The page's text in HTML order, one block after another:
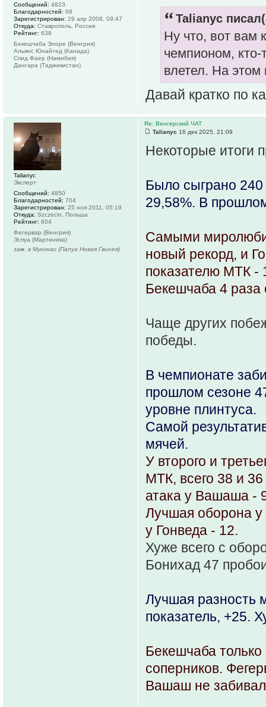
Talianyc
Ну что, вот вам
чемпионом, кто-
влетел. На этом
Давай кратко по
Сообщений: 4823
Благодарностей: 68
Зарегистрирован: 29 апр 2008, 09:47
Откуда: Ставрополь, Россия
Рейтинг: 638
Бекешчаба Элоре (Венгрия)
Альянс Юнайтед (Канада)
Спид Фаер (Намибия)
Дангара (Таджикистан)
Re: Венгерский ЧАТ
Talianyc 16 дек 2025, 21:09
Некоторые итоги
Было сыграно
29,58%. В
Самыми
новый рекорд, и
показателю МТК -
Бекешчаба 4 раза
Чаще других
победы.
В чемпионате
прошлом сезоне
уровне плинтуса.
Самой
мячей.
У второго и
МТК, всего 38 и
атака у Вашаша -
Лучшая оборона
у Гонведа - 12.
Хуже всего с
Бонихад 47
Лучшая разность
показатель, +25.
Бекешчаба только
соперников.
Вашаш не
Talianyc
Эксперт
Сообщений: 4850
Благодарностей: 704
Зарегистрирован: 25 ноя 2011, 05:19
Откуда: Szczecin, Польша
Рейтинг: 604
Фегервар (Венгрия)
Эспуа (Мартиника)
зам. в Мунгкас (Папуа Новая Гвинея)